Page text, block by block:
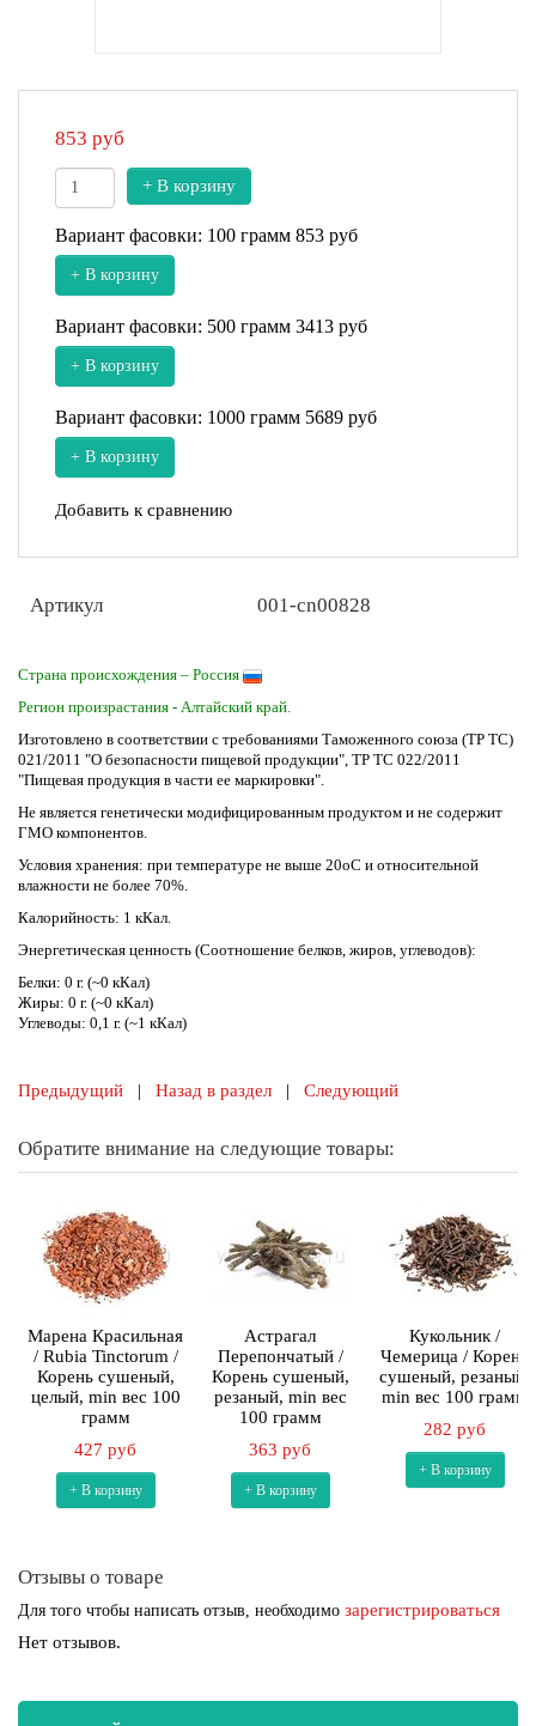
853 руб
+ В корзину
Вариант фасовки: 100 грамм 853 руб
+ В корзину
Вариант фасовки: 500 грамм 3413 руб
+ В корзину
Вариант фасовки: 1000 грамм 5689 руб
+ В корзину
Добавить к сравнению
Артикул 001-cn00828
Страна происхождения – Россия
Регион произрастания - Алтайский край.
Изготовлено в соответствии с требованиями Таможенного союза (ТР ТС)
021/2011 "О безопасности пищевой продукции", ТР ТС 022/2011
"Пищевая продукция в части ее маркировки".
Не является генетически модифицированным продуктом и не содержит
ГМО компонентов.
Условия хранения: при температуре не выше 20оС и относительной
влажности не более 70%.
Калорийность: 1 кКал.
Энергетическая ценность (Соотношение белков, жиров, углеводов):
Белки: 0 г. (~0 кКал)
Жиры: 0 г. (~0 кКал)
Углеводы: 0,1 г. (~1 кКал)
Предыдущий | Назад в раздел | Следующий
Обратите внимание на следующие товары:
Марена Красильная
/ Rubia Tinctorum /
Корень сушеный,
целый, min вес 100
грамм
427 руб
+ В корзину
Астрагал
Перепончатый /
Корень сушеный,
резаный, min вес
100 грамм
363 руб
+ В корзину
Кукольник /
Чемерица / Корень
сушеный, резаный,
min вес 100 грамм
282 руб
+ В корзину
Отзывы о товаре
Для того чтобы написать отзыв, необходимо зарегистрироваться
Нет отзывов.